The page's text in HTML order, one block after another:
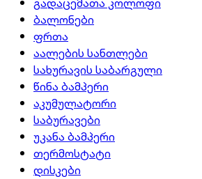
ბალონები
ფრთა
აალების სანთლები
სახურავის საბარგული
წინა ბამპერი
აკუმულატორი
საბურავები
უკანა ბამპერი
თერმოსტატი
დისკები